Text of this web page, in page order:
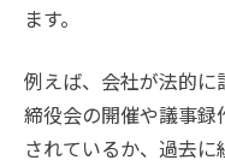
ます。
例えば、会社が法的
締役会の開催や議事録
されているか、過去